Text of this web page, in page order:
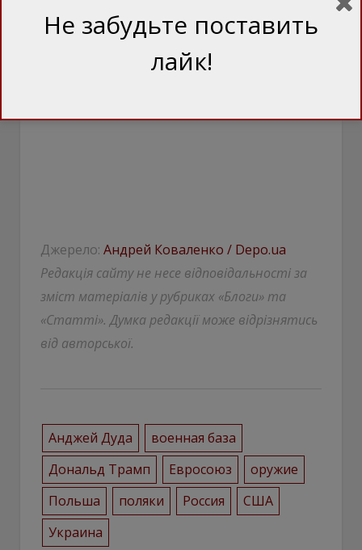
Джерело: Андрей Коваленко / Depo.ua
Редакція сайту не несе відповідальності за
зміст матеріалів у рубриках «Блоги» та
«Статті». Думка редакції може відрізнятись
від авторської.
Анджей Дуда
военная база
Дональд Трамп
Евросоюз
оружие
Польша
поляки Россия
США
Украина
Не забудьте поставить
лайк!